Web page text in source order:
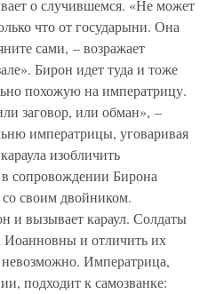
о случившемся. «Не может
что от государыни. Она
сами, – возражает
Бирон идет туда и тоже
похожую на императрицу.
заговор, или обман», –
императрицы, уговаривая
изобличить
сопровождении Бирона
своим двойником.
и вызывает караул. Солдаты
Иоанновны и отличить их
Императрица,
подходит к самозванке: